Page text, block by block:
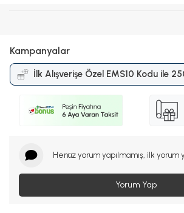
Kampanyalar
İlk Alışverişe Özel EMS10 Kodu ile
ve Üzerine %10 İndirimKampanyası
Henüz yorum yapılmamış, ilk yorum
Yorum Yap